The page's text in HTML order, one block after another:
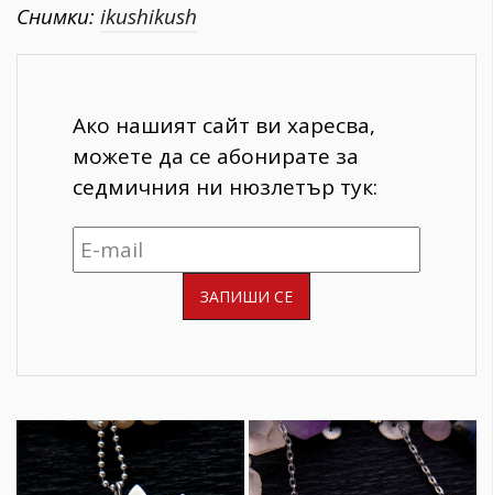
Снимки: ikushikush
Ако нашият сайт ви харесва,
можете да се абонирате за
седмичния ни нюзлетър тук: